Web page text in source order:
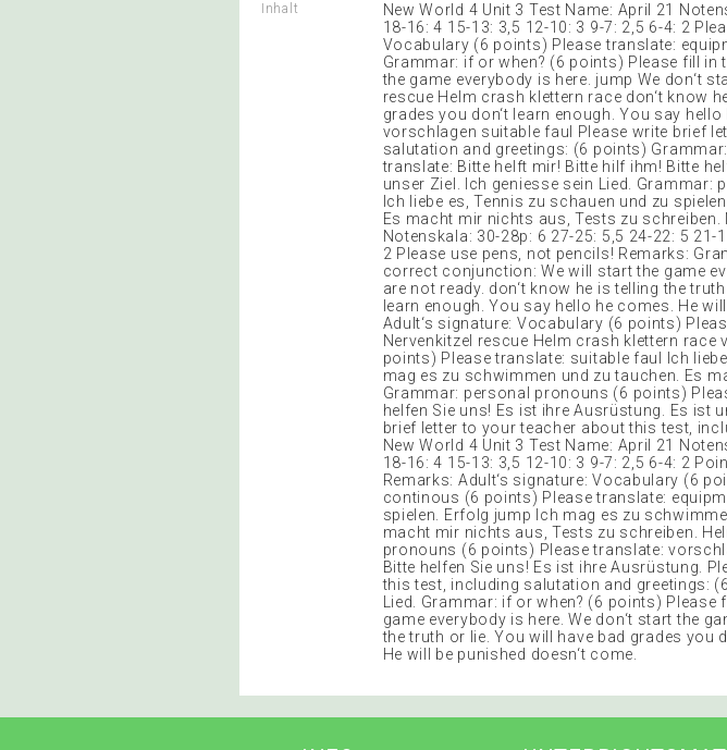
Inhalt
New World 4 Unit 3 Test Name: April 21
18-16: 4 15-13: 3,5 12-10: 3 9-7: 2,5 6-4: 2
Vocabulary (6 points) Please translate:
Grammar: if or when? (6 points) Please fill
the game everybody is here. jump We don‘t
rescue Helm crash klettern race don‘t know
grades you don‘t learn enough. You say
vorschlagen suitable faul Please write brief
salutation and greetings: (6 points)
translate: Bitte helft mir! Bitte hilf ihm! Bitte
unser Ziel. Ich geniesse sein Lied.
Ich liebe es, Tennis zu schauen und zu
Es macht mir nichts aus, Tests zu schreiben.
Notenskala: 30-28p: 6 27-25: 5,5 24-22: 5 21-
2 Please use pens, not pencils! Remarks:
correct conjunction: We will start the game
are not ready. don‘t know he is telling the
learn enough. You say hello he comes. He
Adult‘s signature: Vocabulary (6 points)
Nervenkitzel rescue Helm crash klettern
points) Please translate: suitable faul Ich
mag es zu schwimmen und zu tauchen. Es
Grammar: personal pronouns (6 points)
helfen Sie uns! Es ist ihre Ausrüstung. Es ist
brief letter to your teacher about this test,
New World 4 Unit 3 Test Name: April 21
18-16: 4 15-13: 3,5 12-10: 3 9-7: 2,5 6-4: 2
Remarks: Adult‘s signature: Vocabulary (6
continous (6 points) Please translate:
spielen. Erfolg jump Ich mag es zu
macht mir nichts aus, Tests zu schreiben.
pronouns (6 points) Please translate:
Bitte helfen Sie uns! Es ist ihre Ausrüstung.
this test, including salutation and greetings:
Lied. Grammar: if or when? (6 points)
game everybody is here. We don‘t start the
the truth or lie. You will have bad grades you
He will be punished doesn‘t come.